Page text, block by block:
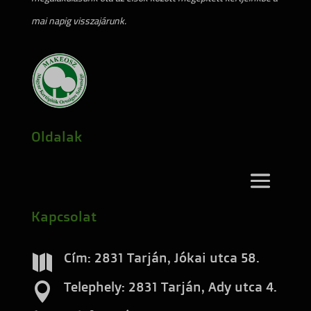
mai napig visszajárunk.
Oldalak
Kapcsolat
 Cím: 2831 Tarján, Jókai utca 58.
 Telephely: 2831 Tarján, Ady utca 4.
pysTrafficSource
analytics.google.com
www.google-analytics.com
www.google.at
www.google.ch
www.google.com.ng
www.google.pl
www.google.rs